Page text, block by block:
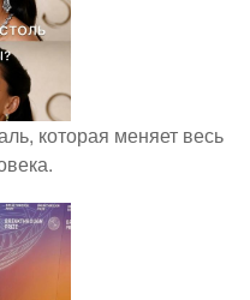
которая меняет весь